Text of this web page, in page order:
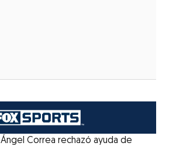
Ángel Correa rechazó ayuda de